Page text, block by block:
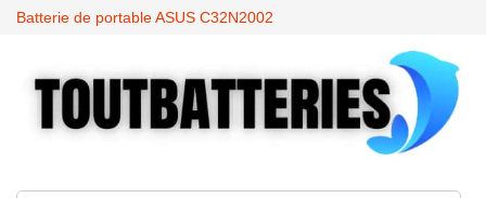
Batterie de portable ASUS C32N2002